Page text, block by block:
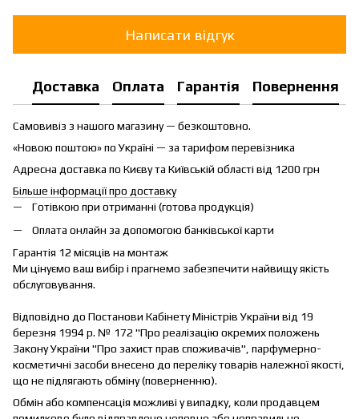
Написати відгук
Доставка Оплата Гарантія Повернення
Самовивіз з нашого магазину — безкоштовно.
«Новою поштою» по Україні — за тарифом перевізника
Адресна доставка по Києву та Київській області від 1200 грн
Більше інформації про доставку
Готівкою при отриманні (готова продукція)
Оплата онлайн за допомогою банківської карти
Гарантія 12 місяців на монтаж
Ми цінуємо ваш вибір і прагнемо забезпечити найвищу якість
обслуговування.
Відповідно до Постанови Кабінету Міністрів України від 19
березня 1994 р. № 172 "Про реалізацію окремих положень
Закону України "Про захист прав споживачів", парфумерно-
косметичні засоби внесено до переліку товарів належної якості,
що не підлягають обміну (поверненню).
Обмін або компенсація можливі у випадку, коли продавцем